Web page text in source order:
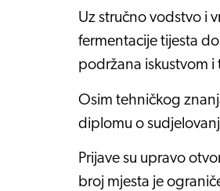
Uz stručno vodstvo i
fermentacije tijesta
podržana iskustvom
Osim tehničkog
diplomu o
Prijave su upravo
broj mjesta je